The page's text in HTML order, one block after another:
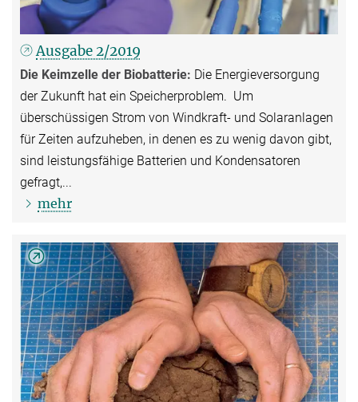
Ausgabe 2/2019
Die Keimzelle der Biobatterie: Die Energieversorgung
der Zukunft hat ein Speicherproblem. Um
überschüssigen Strom von Windkraft- und Solaranlagen
für Zeiten aufzuheben, in denen es zu wenig davon gibt,
sind leistungsfähige Batterien und Kondensatoren
gefragt,...
mehr